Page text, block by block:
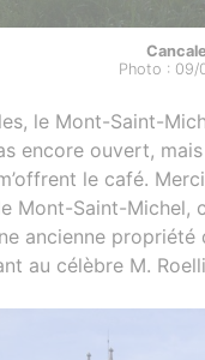
Photo : 09/
le Mont-Saint-
encore ouvert,
le café.
Mont-Saint-Michel,
ancienne
au célèbre M.